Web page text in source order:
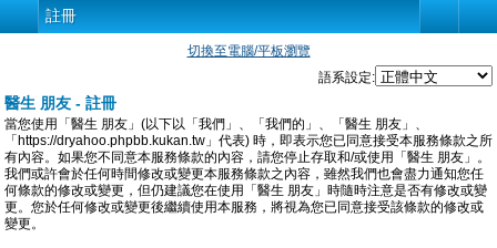
註冊
切換至電腦/平板瀏覽
語系設定:
醫生 朋友 - 註冊
當您使用「醫生 朋友」(以下以「我們」、「我們的」、「醫生 朋友」、
「https://dryahoo.phpbb.kukan.tw」代表) 時，即表示您已同意接受本服務條款之所
有內容。如果您不同意本服務條款的內容，請您停止存取和/或使用「醫生 朋友」。
我們或許會於任何時間修改或變更本服務條款之內容，雖然我們也會盡力通知您任
何條款的修改或變更，但仍建議您在使用「醫生 朋友」時隨時注意是否有修改或變
更。您於任何修改或變更後繼續使用本服務，將視為您已同意接受該條款的修改或
變更。